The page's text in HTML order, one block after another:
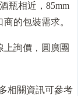
瓶相近，85mm
的包裝需求。
上詢價，圓廣團
相關資訊可參考